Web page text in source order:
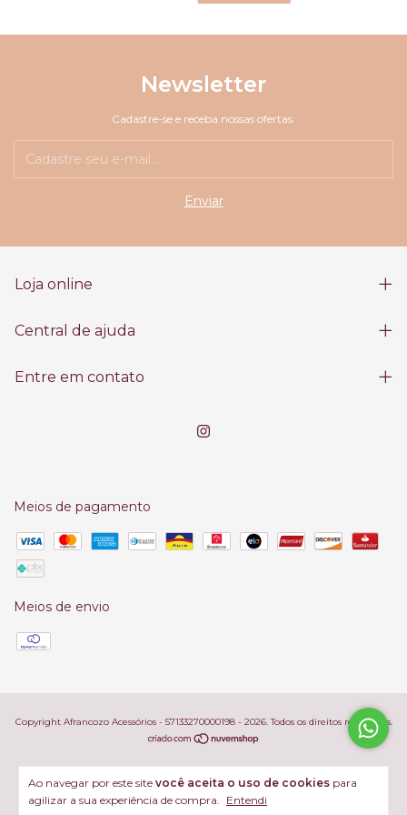
Ao navegar por este site você aceita o uso de cookies para
agilizar a sua experiência de compra. Entendi
Newsletter
Cadastre-se e receba nossas ofertas.
Loja online
Central de ajuda
Entre em contato
Meios de pagamento
Meios de envio
Copyright Afrancozo Acessórios - 57133270000198 - 2026. Todos os direitos reservados.